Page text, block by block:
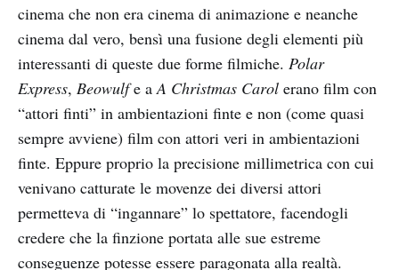
cinema che non era cinema di animazione e neanche
cinema dal vero, bensì una fusione degli elementi più
interessanti di queste due forme filmiche. Polar
Express, Beowulfe aA Christmas Carol erano film con
“attori finti” in ambientazioni finte e non (come quasi
sempre avviene) film con attori veri in ambientazioni
finte. Eppure proprio la precisione millimetrica con cui
venivano catturate le movenze dei diversi attori
permetteva di “ingannare” lo spettatore, facendogli
credere che la finzione portata alle sue estreme
conseguenze potesse essere paragonata alla realtà.